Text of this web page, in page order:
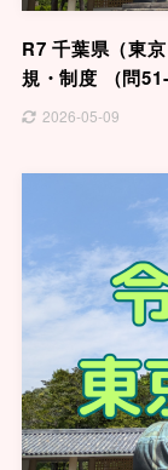
R7 千葉県（東
規・制度 （問51-
2026-05-09